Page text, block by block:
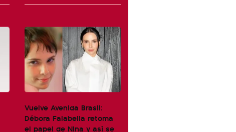
Vuelve Avenida Brasil:
Débora Falabella retoma
el papel de Nina y así se